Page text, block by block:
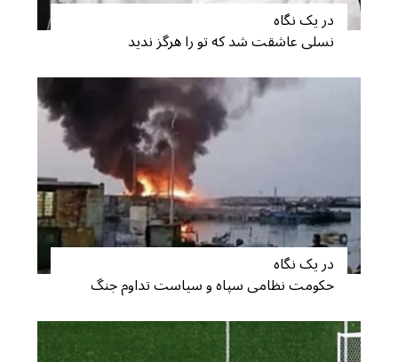
در یک نگاه
نسلی عاشقت شد که تو را هرگز ندید
در یک نگاه
حکومت نظامی سپاه و سیاست تداوم جنگ